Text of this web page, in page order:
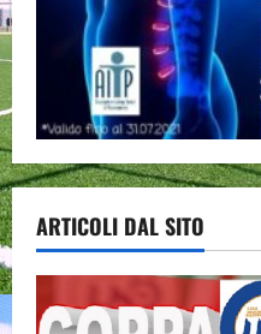
ARTICOLI DAL SITO